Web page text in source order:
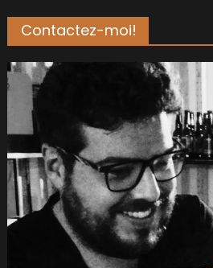
Contactez-moi!